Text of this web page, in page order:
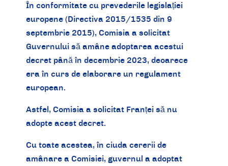
În conformitate cu prevederile legislației
europene (Directiva 2015/1535 din 9
septembrie 2015), Comisia a solicitat
Guvernului să amâne adoptarea acestui
decret până în decembrie 2023, deoarece
era în curs de elaborare un regulament
european.
Astfel, Comisia a solicitat Franței să nu
adopte acest decret.
Cu toate acestea, în ciuda cererii de
amânare a Comisiei, guvernul a adoptat